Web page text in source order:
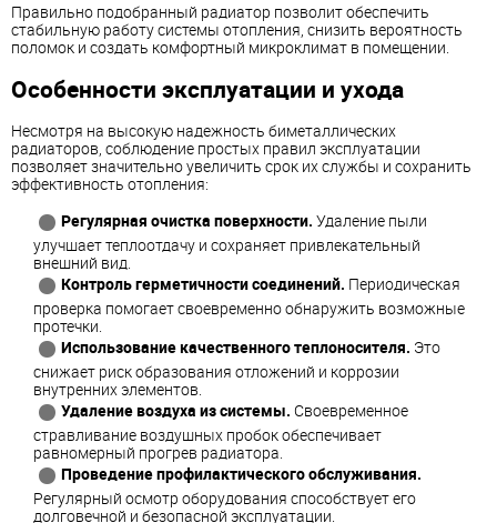
Правильно подобранный радиатор позволит обеспечить
стабильную работу системы отопления, снизить вероятность
поломок и создать комфортный микроклимат в помещении.
Особенности эксплуатации и ухода
Несмотря на высокую надежность биметаллических
радиаторов, соблюдение простых правил эксплуатации
позволяет значительно увеличить срок их службы и сохранить
эффективность отопления:
Регулярная очистка поверхности. Удаление пыли
улучшает теплоотдачу и сохраняет привлекательный
внешний вид.
Контроль герметичности соединений. Периодическая
проверка помогает своевременно обнаружить возможные
протечки.
Использование качественного теплоносителя. Это
снижает риск образования отложений и коррозии
внутренних элементов.
Удаление воздуха из системы. Своевременное
стравливание воздушных пробок обеспечивает
равномерный прогрев радиатора.
Проведение профилактического обслуживания.
Регулярный осмотр оборудования способствует его
долговечной и безопасной эксплуатации.